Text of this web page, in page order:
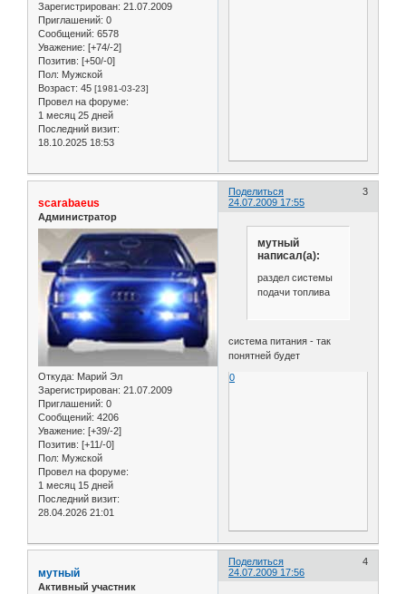
Зарегистрирован: 21.07.2009
Приглашений: 0
Сообщений: 6578
Уважение: [+74/-2]
Позитив: [+50/-0]
Пол: Мужской
Возраст: 45 [1981-03-23]
Провел на форуме:
1 месяц 25 дней
Последний визит:
18.10.2025 18:53
Поделиться
3
24.07.2009 17:55
scarabaeus
Администратор
Откуда: Марий Эл
Зарегистрирован: 21.07.2009
Приглашений: 0
Сообщений: 4206
Уважение: [+39/-2]
Позитив: [+11/-0]
Пол: Мужской
Провел на форуме:
1 месяц 15 дней
Последний визит:
28.04.2026 21:01
мутный
написал(а):
раздел системы
подачи топлива
система питания - так
понятней будет
0
Поделиться
4
24.07.2009 17:56
мутный
Активный участник